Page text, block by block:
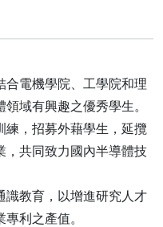
電機學院、工學院和理
域有興趣之優秀學生。
練，招募外藉學生，延攬
，共同致力國內半導體技
識教育，以增進研究人才
利之產值。